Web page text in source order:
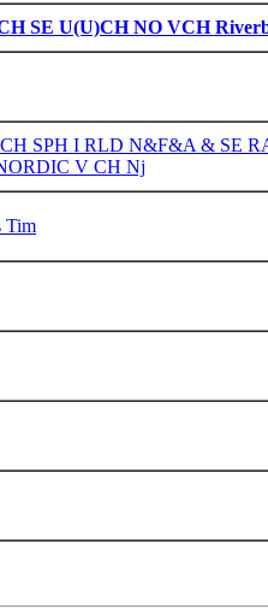
SE U(U)CH NO VCH
SPH I RLD N&F&A & SE
V CH Nj
Tim